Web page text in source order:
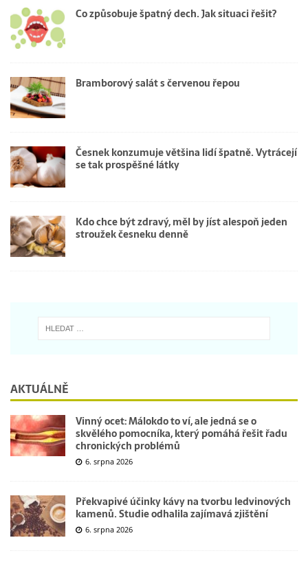
Co způsobuje špatný dech. Jak situaci řešit?
Bramborový salát s červenou řepou
Česnek konzumuje většina lidí špatně. Vytrácejí
se tak prospěšné látky
Kdo chce být zdravý, měl by jíst alespoň jeden
stroužek česneku denně
AKTUÁLNĚ
Vinný ocet: Málokdo to ví, ale jedná se o
skvělého pomocníka, který pomáhá řešit řadu
chronických problémů
6. srpna 2026
Překvapivé účinky kávy na tvorbu ledvinových
kamenů. Studie odhalila zajímavá zjištění
6. srpna 2026